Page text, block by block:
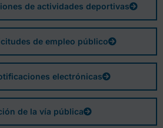
de actividades deportivas
de empleo público
electrónicas
de la vía pública